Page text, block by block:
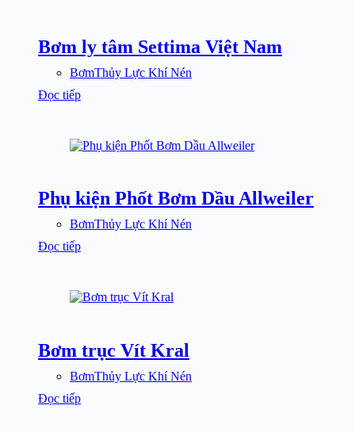
Bơm ly tâm Settima Việt Nam
BơmThủy Lực Khí Nén
Đọc tiếp
Phụ kiện Phốt Bơm Dầu Allweiler
BơmThủy Lực Khí Nén
Đọc tiếp
Bơm trục Vít Kral
BơmThủy Lực Khí Nén
Đọc tiếp